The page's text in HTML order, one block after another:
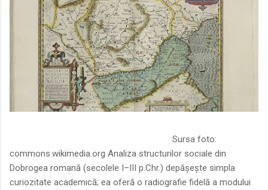
Sursa foto:
commons.wikimedia.org Analiza structurilor sociale din
Dobrogea romană (secolele I–III p.Chr.) depășește simpla
curiozitate academică; ea oferă o radiografie fidelă a modului